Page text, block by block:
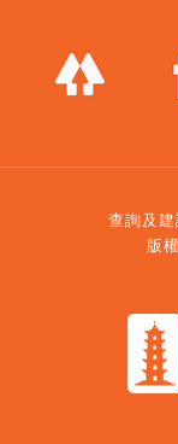
查詢及
版